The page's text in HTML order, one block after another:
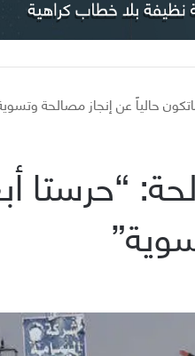
حالياً عن إنجاز مصالحة
“حرستا